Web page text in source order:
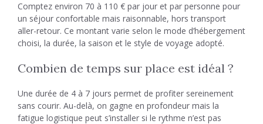
Comptez environ 70 à 110 € par jour et par personne pour
un séjour confortable mais raisonnable, hors transport
aller-retour. Ce montant varie selon le mode d’hébergement
choisi, la durée, la saison et le style de voyage adopté.
Combien de temps sur place est idéal ?
Une durée de 4 à 7 jours permet de profiter sereinement
sans courir. Au-delà, on gagne en profondeur mais la
fatigue logistique peut s’installer si le rythme n’est pas